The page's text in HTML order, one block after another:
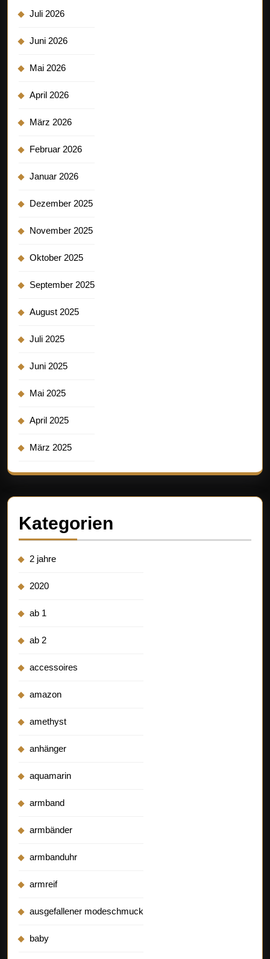
Juli 2026
Juni 2026
Mai 2026
April 2026
März 2026
Februar 2026
Januar 2026
Dezember 2025
November 2025
Oktober 2025
September 2025
August 2025
Juli 2025
Juni 2025
Mai 2025
April 2025
März 2025
Kategorien
2 jahre
2020
ab 1
ab 2
accessoires
amazon
amethyst
anhänger
aquamarin
armband
armbänder
armbanduhr
armreif
ausgefallener modeschmuck
baby